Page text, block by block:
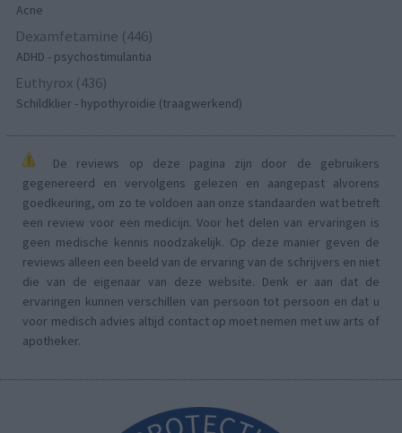
Acne
Dexamfetamine (446)
ADHD - psychostimulantia
Euthyrox (436)
Schildklier - hypothyroidie (traagwerkend)
De reviews op deze pagina zijn door de gebruikers
gegenereerd en vervolgens gelezen en aangepast alvorens
goedkeuring, om zo te voldoen aan onze standaarden wat betreft
een review voor een medicijn. Voor het delen van ervaringen is
geen medische kennis noodzakelijk. Op deze manier geven de
reviews alleen een beeld van de ervaring van de schrijvers en niet
die van de eigenaar van deze website. Denk er aan dat de
ervaringen kunnen verschillen van persoon tot persoon en dat u
voor medisch advies altijd contact op moet nemen met uw arts of
apotheker.